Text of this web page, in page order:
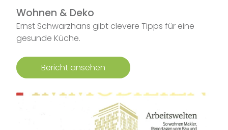
Wohnen & Deko
Ernst Schwarzhans gibt clevere Tipps für eine
gesunde Küche.
Bericht ansehen